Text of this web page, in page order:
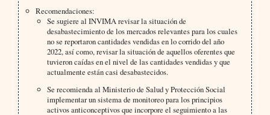
Recomendaciones:
Se sugiere al INVIMA revisar la situación de
desabastecimiento de los mercados relevantes para los cuales
no se reportaron cantidades vendidas en lo corrido del año
2022, así como, revisar la situación de aquellos oferentes que
tuvieron caídas en el nivel de las cantidades vendidas y que
actualmente están casi desabastecidos.
Se recomienda al Ministerio de Salud y Protección Social
implementar un sistema de monitoreo para los principios
activos anticonceptivos que incorpore el seguimiento a las